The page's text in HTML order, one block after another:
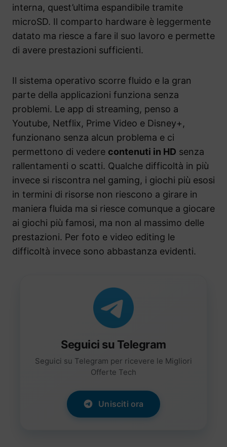
interna, quest’ultima espandibile tramite
microSD. Il comparto hardware è leggermente
datato ma riesce a fare il suo lavoro e permette
di avere prestazioni sufficienti.
Il sistema operativo scorre fluido e la gran
parte della applicazioni funziona senza
problemi. Le app di streaming, penso a
Youtube, Netflix, Prime Video e Disney+,
funzionano senza alcun problema e ci
permettono di vedere contenuti in HD senza
rallentamenti o scatti. Qualche difficoltà in più
invece si riscontra nel gaming, i giochi più esosi
in termini di risorse non riescono a girare in
maniera fluida ma si riesce comunque a giocare
ai giochi più famosi, ma non al massimo delle
prestazioni. Per foto e video editing le
difficoltà invece sono abbastanza evidenti.
Seguici su Telegram
Seguici su Telegram per ricevere le Migliori
Offerte Tech
Unisciti ora